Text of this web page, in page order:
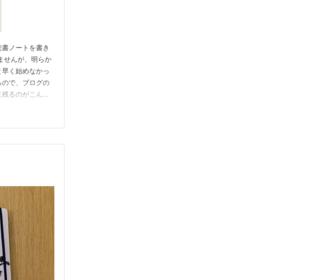
ノートを書き
せんが、明らか
く始めなかっ
で、ブログの
るのがこんな
始めたのです